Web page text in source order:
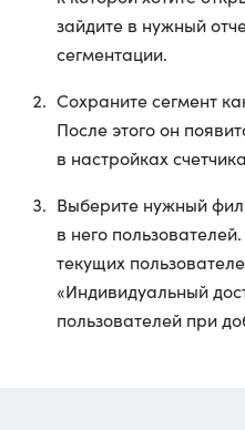
зайдите в нужный
сегментации.
Сохраните сегмент
После этого он
в настройках
Выберите нужный
в него
текущих
«Индивидуальный
пользователей при